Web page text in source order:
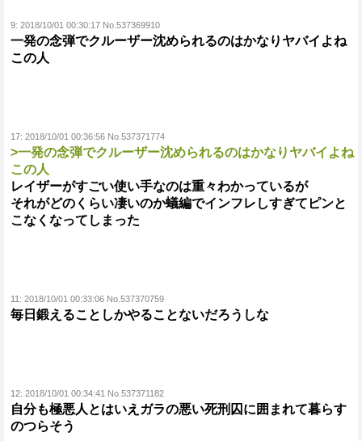
9: 2018/10/01 00:30:17 No.537369910
一発の念弾でクルーザー沈められるのはかなりヤバイよね
この人
17: 2018/10/01 00:36:56 No.537371774
>一発の念弾でクルーザー沈められるのはかなりヤバイよね
この人
レイザーがすごい使い手なのは重々わかっているが
それがどのくらい凄いのか蟻編でインフレしすぎてピンと
こなくなってしまった
11: 2018/10/01 00:33:06 No.537370759
毎日鍛えることしかやることないだろうしな
12: 2018/10/01 00:34:41 No.537371182
自分も極悪人とはいえガラの悪い死刑囚に囲まれて暮らす
のつらそう